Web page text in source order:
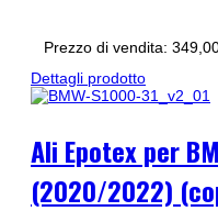
Prezzo di vendita:
Dettagli prodotto
Ali Epotex per
(2020/2022)